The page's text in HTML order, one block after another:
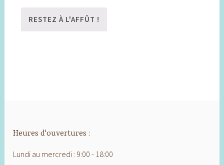
Heures d'ouvertures :
Lundi au mercredi : 9:00 - 18:00